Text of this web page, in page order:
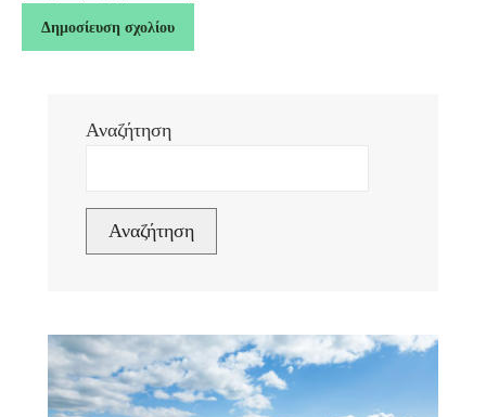
Αναζήτηση
Αναζήτηση